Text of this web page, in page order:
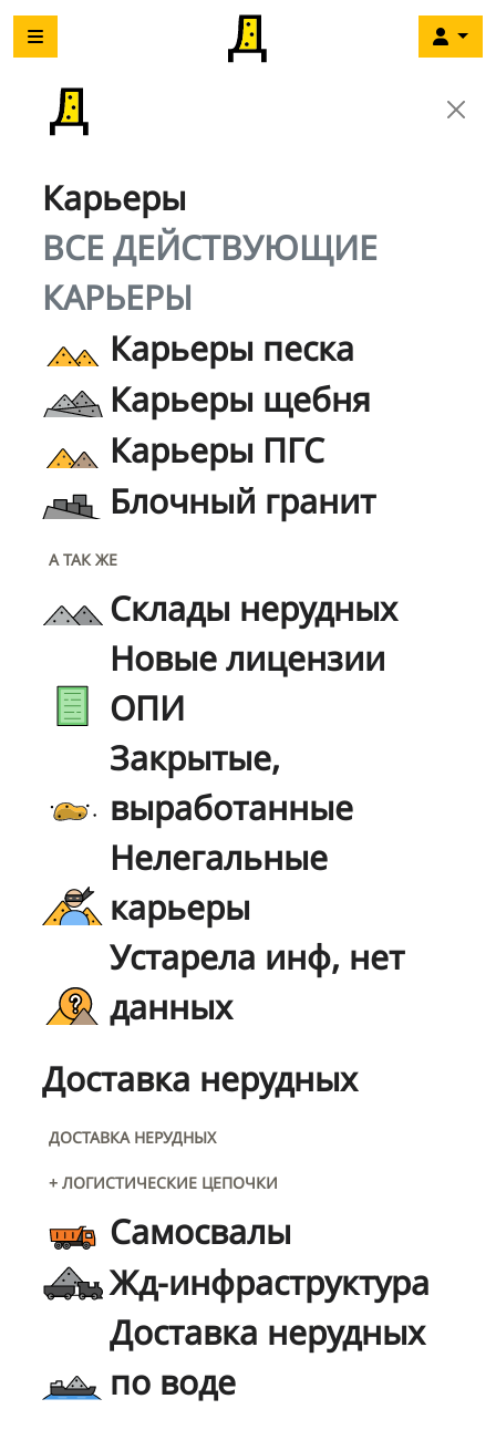
Карьеры
ВСЕ ДЕЙСТВУЮЩИЕ
КАРЬЕРЫ
Карьеры песка
Карьеры щебня
Карьеры ПГС
Блочный гранит
А ТАК ЖЕ
Склады нерудных
Новые лицензии
ОПИ
Закрытые,
выработанные
Нелегальные
карьеры
Устарела инф, нет
данных
Доставка нерудных
ДОСТАВКА НЕРУДНЫХ
+ ЛОГИСТИЧЕСКИЕ ЦЕПОЧКИ
Самосвалы
Жд-инфраструктура
Доставка нерудных
по воде